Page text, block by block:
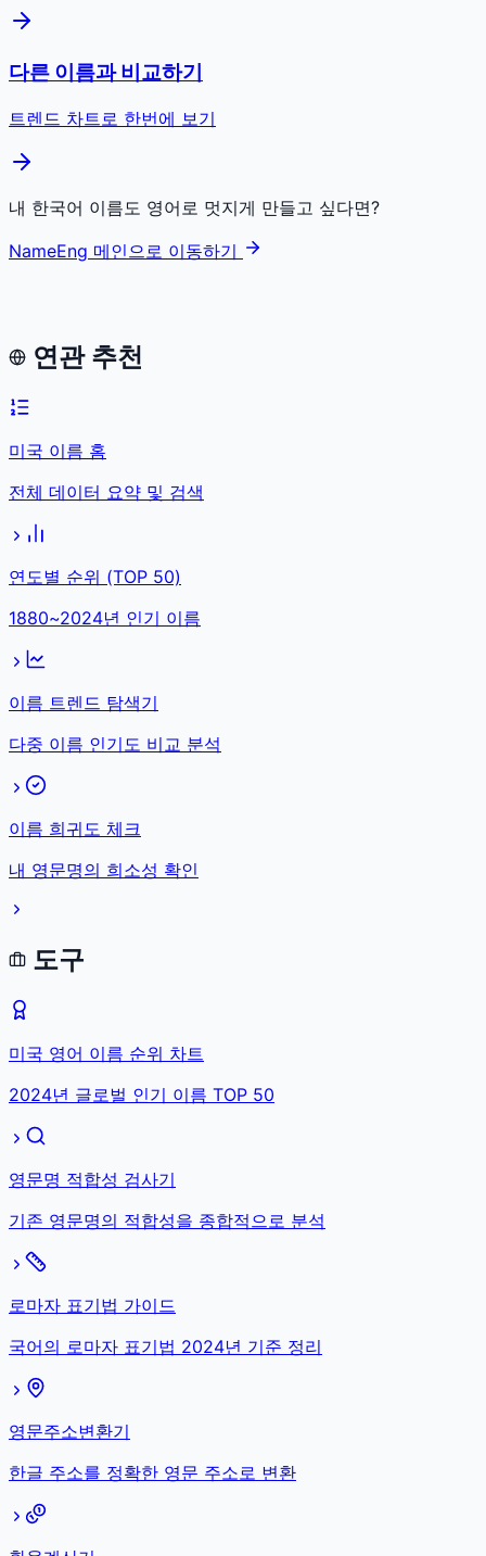
다른 이름과 비교하기
트렌드 차트로 한번에 보기
내 한국어 이름도 영어로 멋지게 만들고 싶다면?
NameEng 메인으로 이동하기
연관 추천
미국 이름 홈
전체 데이터 요약 및 검색
연도별 순위 (TOP 50)
1880~2024년 인기 이름
이름 트렌드 탐색기
다중 이름 인기도 비교 분석
이름 희귀도 체크
내 영문명의 희소성 확인
도구
미국 영어 이름 순위 차트
2024년 글로벌 인기 이름 TOP 50
영문명 적합성 검사기
기존 영문명의 적합성을 종합적으로 분석
로마자 표기법 가이드
국어의 로마자 표기법 2024년 기준 정리
영문주소변환기
한글 주소를 정확한 영문 주소로 변환